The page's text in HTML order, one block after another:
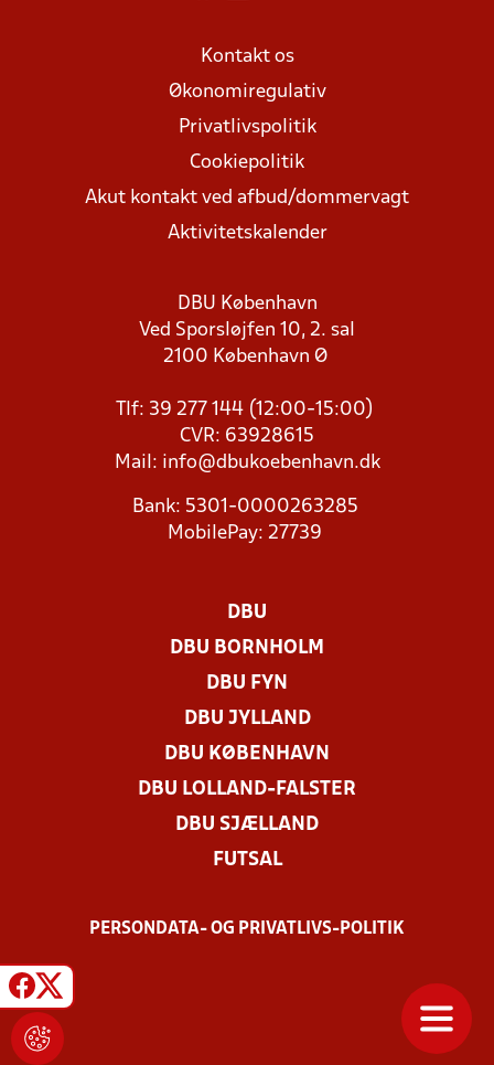
Kontakt os
Økonomiregulativ
Privatlivspolitik
Cookiepolitik
Akut kontakt ved afbud/dommervagt
Aktivitetskalender
DBU København
Ved Sporsløjfen 10, 2. sal
2100 København Ø
Tlf: 39 277 144 (12:00-15:00)
CVR: 63928615
Mail: info@dbukoebenhavn.dk
Bank: 5301-0000263285
MobilePay: 27739
DBU
DBU BORNHOLM
DBU FYN
DBU JYLLAND
DBU KØBENHAVN
DBU LOLLAND-FALSTER
DBU SJÆLLAND
FUTSAL
PERSONDATA- OG PRIVATLIVS-POLITIK